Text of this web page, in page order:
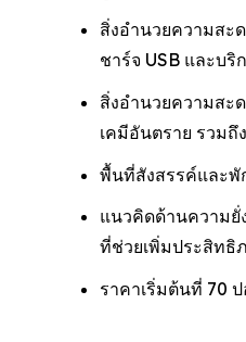
สิ่งอำนวยความสะ
ชาร์จ USB และบริ
สิ่งอำนวยความสะ
เคมีอันตราย รวมถึ
พื้นที่สังสรรค์และพั
แนวคิดด้านความยั่
ที่ช่วยเพิ่มประสิทธิ
ราคาเริ่มต้นที่ 70